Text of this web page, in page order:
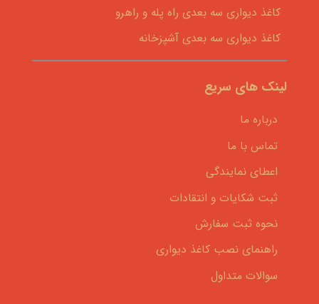
کاغذ دیواری سه بعدی راه پله و راهرو
کاغذ دیواری سه بعدی آشپزخانه
لینک های سریع
درباره ما
تماس با ما
اعطای نمایندگی
ثبت شکایات و انتقادات
نحوه ثبت سفارش
راهنمای نصب کاغذ دیواری
سوالات متداول